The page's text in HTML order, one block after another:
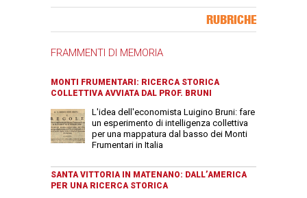
RUBRICHE
FRAMMENTI DI MEMORIA
MONTI FRUMENTARI: RICERCA STORICA
COLLETTIVA AVVIATA DAL PROF. BRUNI
L'idea dell'economista Luigino Bruni: fare
un esperimento di intelligenza collettiva
per una mappatura dal basso dei Monti
Frumentari in Italia
SANTA VITTORIA IN MATENANO: DALL’AMERICA
PER UNA RICERCA STORICA